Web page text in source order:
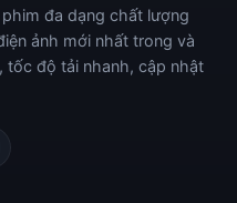
đa dạng chất lượng
ảnh mới nhất trong và
tốc độ tải nhanh, cập nhật